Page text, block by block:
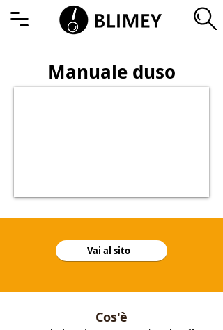
Manuale duso
Vai al sito
Cos'è